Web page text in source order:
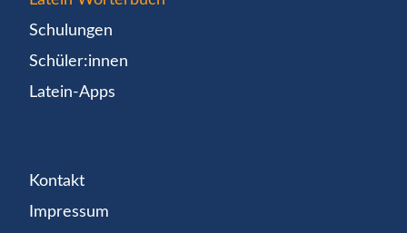
Schulungen
Schüler:innen
Latein-Apps
Kontakt
Impressum